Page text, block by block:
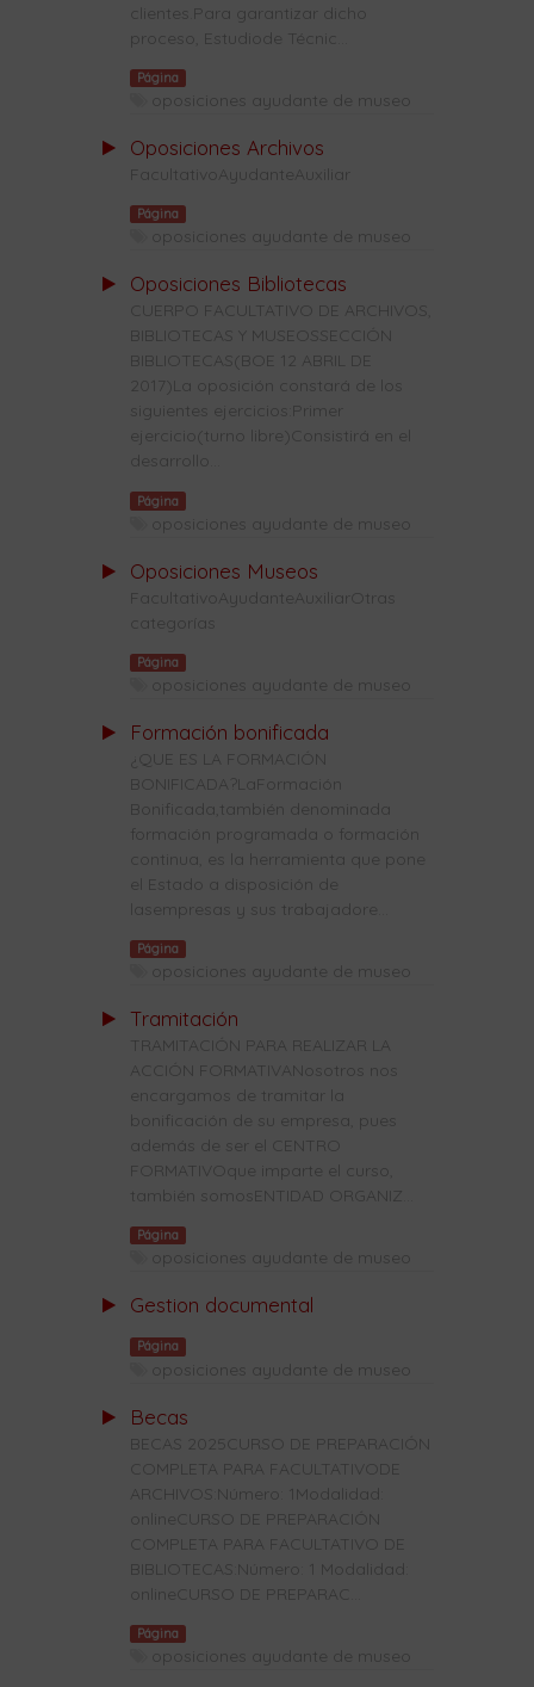
clientes.Para garantizar dicho
proceso, Estudiode Técnic...
Página
oposiciones ayudante de museo
Oposiciones Archivos
FacultativoAyudanteAuxiliar
Página
oposiciones ayudante de museo
Oposiciones Bibliotecas
CUERPO FACULTATIVO DE ARCHIVOS,
BIBLIOTECAS Y MUSEOSSECCIÓN
BIBLIOTECAS(BOE 12 ABRIL DE
2017)La oposición constará de los
siguientes ejercicios:Primer
ejercicio(turno libre)Consistirá en el
desarrollo...
Página
oposiciones ayudante de museo
Oposiciones Museos
FacultativoAyudanteAuxiliarOtras
categorías
Página
oposiciones ayudante de museo
Formación bonificada
¿QUE ES LA FORMACIÓN
BONIFICADA?LaFormación
Bonificada,también denominada
formación programada o formación
continua, es la herramienta que pone
el Estado a disposición de
lasempresas y sus trabajadore...
Página
oposiciones ayudante de museo
Tramitación
TRAMITACIÓN PARA REALIZAR LA
ACCIÓN FORMATIVANosotros nos
encargamos de tramitar la
bonificación de su empresa, pues
además de ser el CENTRO
FORMATIVOque imparte el curso,
también somosENTIDAD ORGANIZ...
Página
oposiciones ayudante de museo
Gestion documental
Página
oposiciones ayudante de museo
Becas
BECAS 2025CURSO DE PREPARACIÓN
COMPLETA PARA FACULTATIVODE
ARCHIVOS:Número: 1Modalidad:
onlineCURSO DE PREPARACIÓN
COMPLETA PARA FACULTATIVO DE
BIBLIOTECAS:Número: 1 Modalidad:
onlineCURSO DE PREPARAC...
Página
oposiciones ayudante de museo